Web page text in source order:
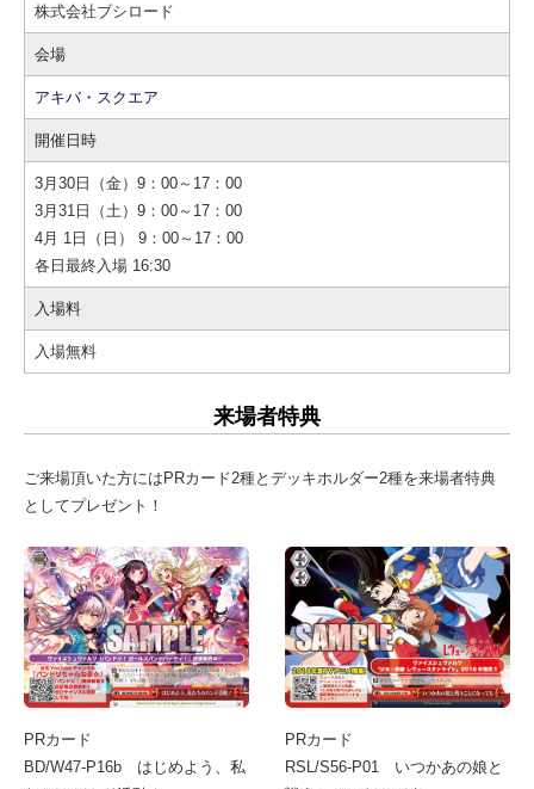
株式会社ブシロード
会場
アキバ・スクエア
開催日時
3月30日（金）9：00～17：00
3月31日（土）9：00～17：00
4月 1日（日） 9：00～17：00
各日最終入場 16:30
入場料
入場無料
来場者特典
ご来場頂いた方にはPRカード2種とデッキホルダー2種を来場者特典
としてプレゼント！
PRカード
BD/W47-P16b はじめよう、私
PRカード
RSL/S56-P01 いつかあの娘と